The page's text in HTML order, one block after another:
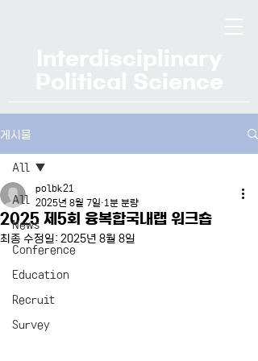
게시물
All
News
Conference
Education
Recruit
Survey
All
2025 제5회 융복합국내랩 워크숍
polbk21
2025년 8월 7일 1분 분량
최종 수정일: 2025년 8월 8일